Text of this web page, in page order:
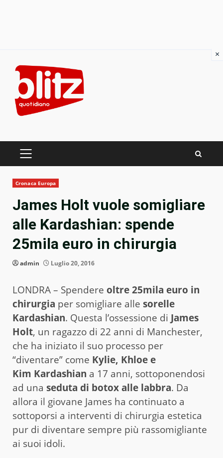
content
PRIMARY
Cronaca Europa
James Holt vuole somigliare
alle Kardashian: spende
25mila euro in chirurgia
admin Luglio 20, 2016
LONDRA – Spendere oltre 25mila euro in
chirurgia per somigliare alle sorelle
Kardashian. Questa l’ossessione di James
Holt, un ragazzo di 22 anni di Manchester,
che ha iniziato il suo processo per
“diventare” come Kylie, Khloe e
Kim Kardashian a 17 anni, sottoponendosi
ad una seduta di botox alle labbra. Da
allora il giovane James ha continuato a
sottoporsi a interventi di chirurgia estetica
pur di diventare sempre più rassomigliante
ai suoi idoli.
×